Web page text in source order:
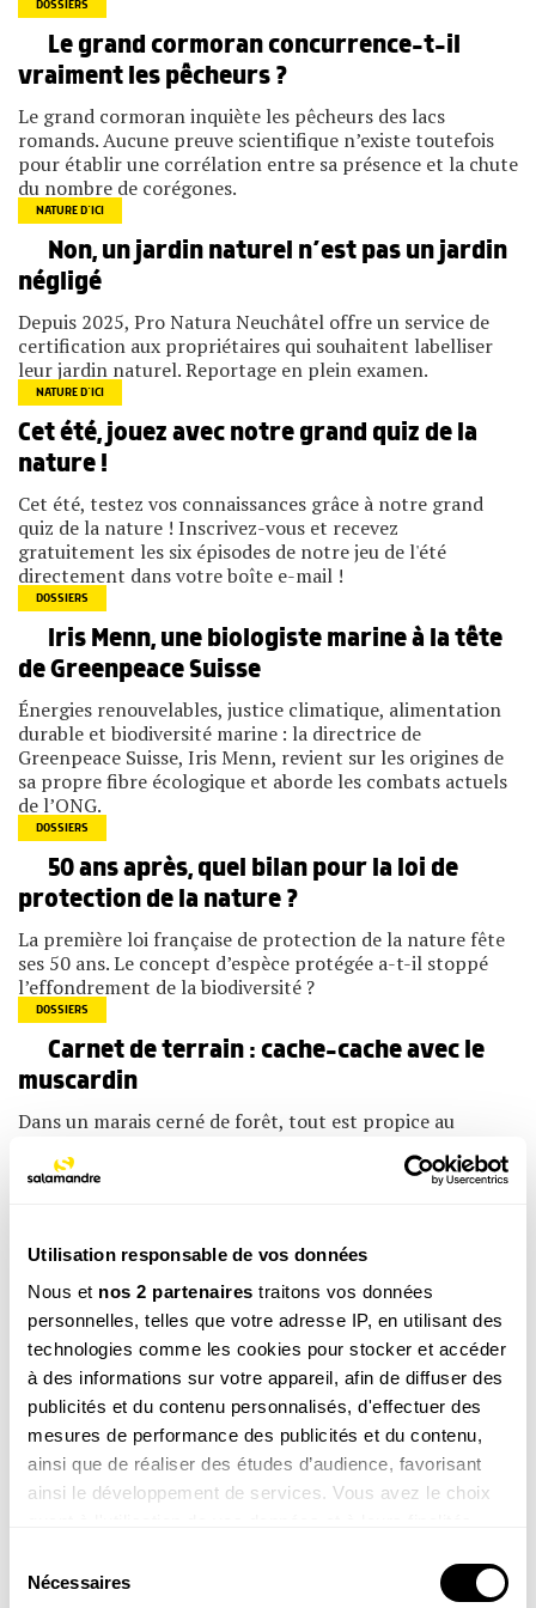
Utilisation responsable de vos données
Nous et nos 2 partenaires traitons vos données
personnelles, telles que votre adresse IP, en utilisant des
technologies comme les cookies pour stocker et accéder
à des informations sur votre appareil, afin de diffuser des
publicités et du contenu personnalisés, d'effectuer des
mesures de performance des publicités et du contenu,
ainsi que de réaliser des études d’audience, favorisant
ainsi le développement de services. Vous avez le choix
tout moment en consultant la Déclaration relative aux
Nécessaires
DOSSIERS
Le grand cormoran concurrence-t-il
vraiment les pêcheurs ?
Le grand cormoran inquiète les pêcheurs des lacs
romands. Aucune preuve scientifique n’existe toutefois
pour établir une corrélation entre sa présence et la chute
du nombre de corégones.
NATURE D’ICI
Non, un jardin naturel n’est pas un jardin
négligé
Depuis 2025, Pro Natura Neuchâtel offre un service de
certification aux propriétaires qui souhaitent labelliser
leur jardin naturel. Reportage en plein examen.
NATURE D’ICI
Cet été, jouez avec notre grand quiz de la
nature !
Cet été, testez vos connaissances grâce à notre grand
quiz de la nature ! Inscrivez-vous et recevez
gratuitement les six épisodes de notre jeu de l'été
directement dans votre boîte e-mail !
DOSSIERS
Iris Menn, une biologiste marine à la tête
de Greenpeace Suisse
Énergies renouvelables, justice climatique, alimentation
durable et biodiversité marine : la directrice de
Greenpeace Suisse, Iris Menn, revient sur les origines de
sa propre fibre écologique et aborde les combats actuels
de l’ONG.
DOSSIERS
50 ans après, quel bilan pour la loi de
protection de la nature ?
La première loi française de protection de la nature fête
ses 50 ans. Le concept d’espèce protégée a-t-il stoppé
l’effondrement de la biodiversité ?
DOSSIERS
Carnet de terrain : cache-cache avec le
muscardin
Dans un marais cerné de forêt, tout est propice au
naturaliste Jean Chevallier, expert en la matière.
l’engoulevent, l’oiseau mobylette
A travers des images poétiques et magiques, Julien
Perrot, fondateur de La Salamandre, accompagné du
réalisateur naturaliste Daniel Auclair, vous propose de
partir à la rencontre de l'engoulevent d'Europe.
DOSSIERS
Vrai ou faux ? On trie les idées reçues à
propos des tiques
Rien que d’y penser, ça vous démange. Avant de nous
COULISSES